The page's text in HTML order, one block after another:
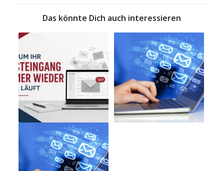
Das könnte Dich auch interessieren